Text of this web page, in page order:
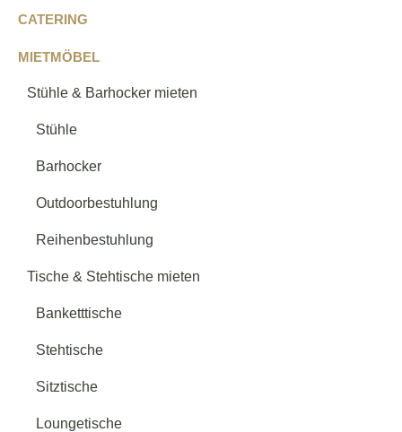
Loungemobiliar
Loungetische
Serie Galatea & Retiro
Serie Tante Emma
CATERING
MIETMÖBEL
Stühle & Barhocker mieten
Stühle
Barhocker
Outdoorbestuhlung
Reihenbestuhlung
Tische & Stehtische mieten
Banketttische
Stehtische
Sitztische
Loungetische